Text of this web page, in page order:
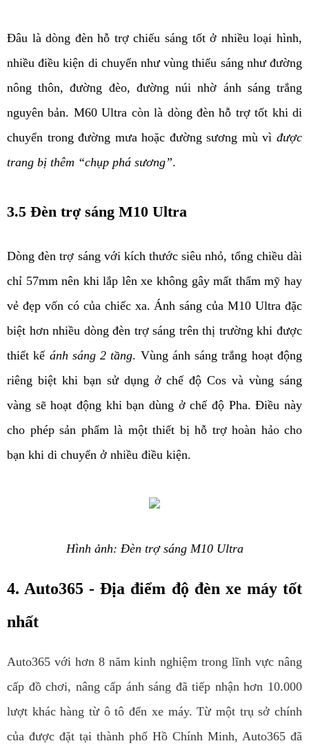
Đâu là dòng đèn hỗ trợ chiếu sáng tốt ở nhiều loại hình,
nhiều điều kiện di chuyển như vùng thiếu sáng như đường
nông thôn, đường đèo, đường núi nhờ ánh sáng trắng
nguyên bản. M60 Ultra còn là dòng đèn hỗ trợ tốt khi di
chuyển trong đường mưa hoặc đường sương mù vì được
trang bị thêm “chụp phá sương”.
3.5 Đèn trợ sáng M10 Ultra
Dòng đèn trợ sáng với kích thước siêu nhỏ, tổng chiều dài
chỉ 57mm nên khi lắp lên xe không gây mất thẩm mỹ hay
vẻ đẹp vốn có của chiếc xa. Ánh sáng của M10 Ultra đặc
biệt hơn nhiều dòng đèn trợ sáng trên thị trường khi được
thiết kế ánh sáng 2 tầng. Vùng ánh sáng trắng hoạt động
riêng biệt khi bạn sử dụng ở chế độ Cos và vùng sáng
vàng sẽ hoạt động khi bạn dùng ở chế độ Pha. Điều này
cho phép sản phẩm là một thiết bị hỗ trợ hoàn hảo cho
bạn khi di chuyển ở nhiều điều kiện.
Hình ảnh: Đèn trợ sáng M10 Ultra
4. Auto365 - Địa điểm độ đèn xe máy tốt
nhất
Auto365 với hơn 8 năm kinh nghiệm trong lĩnh vực nâng
cấp đồ chơi, nâng cấp ánh sáng đã tiếp nhận hơn 10.000
lượt khác hàng từ ô tô đến xe máy. Từ một trụ sở chính
của được đặt tại thành phố Hồ Chính Minh, Auto365 đã